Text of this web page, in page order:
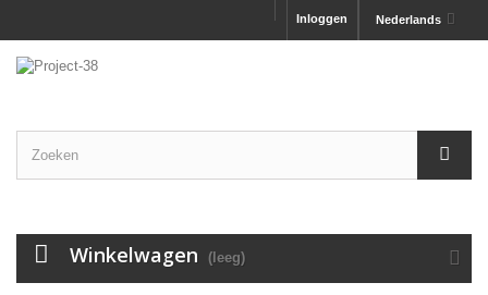
Nederlands
Inloggen
Winkelwagen (leeg)